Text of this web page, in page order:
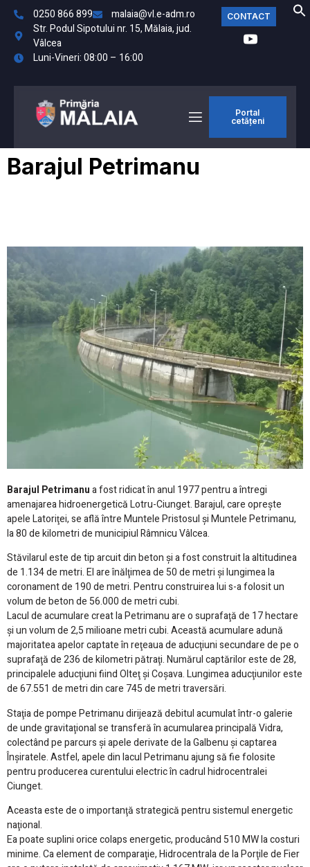
0250 866 899
malaia@vl.e-adm.ro
Str. Podul Sipotului nr. 15, Mălaia, jud.
Vâlcea
Luni-Vineri: 08:00 – 16:00
CONTACT
Portal
cetățeni
Barajul Petrimanu
Barajul Petrimanua fost ridicat în anul 1977 pentru a întregi
amenajarea hidroenergetică Lotru-Ciunget. Barajul, care opreşte
apele Latoriţei, se află între Muntele Pristosul şi Muntele Petrimanu,
la 80 de kilometri de municipiul Râmnicu Vâlcea.
Stăvilarul este de tip arcuit din beton şi a fost construit la altitudinea
de 1.134 de metri. El are înălţimea de 50 de metri şi lungimea la
coronament de 190 de metri. Pentru construirea lui s-a folosit un
volum de beton de 56.000 de metri cubi.
Lacul de acumulare creat la Petrimanu are o suprafaţă de 17 hectare
şi un volum de 2,5 milioane metri cubi. Această acumulare adună
majoritatea apelor captate în reţeaua de aducţiuni secundare de pe o
suprafaţă de 236 de kilometri pătraţi. Numărul captărilor este de 28,
principalele aducţiuni fiind Olteţ şi Coşava. Lungimea aducţiunilor este
de 67.551 de metri din care 745 de metri traversări.
Staţia de pompe Petrimanu dirijează debitul acumulat într-o galerie
de unde gravitaţional se transferă în acumularea principală Vidra,
colectând pe parcurs şi apele derivate de la Galbenu şi captarea
Înşiratele. Astfel, apele din lacul Petrimanu ajung să fie folosite
pentru producerea curentului electric în cadrul hidrocentralei
Ciunget.
Aceasta este de o importanţă strategică pentru sistemul energetic
naţional.
Ea poate suplini orice colaps energetic, producând 510 MW la costuri
minime. Ca element de comparaţie, Hidrocentrala de la Porţile de Fier